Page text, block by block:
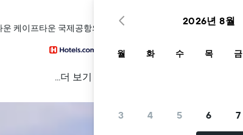
케이프타운 국제공항의 호텔을 찾아 드립니다
...더 보기
2026년 8월
월 화 수 목 금
3 4 5 6 7